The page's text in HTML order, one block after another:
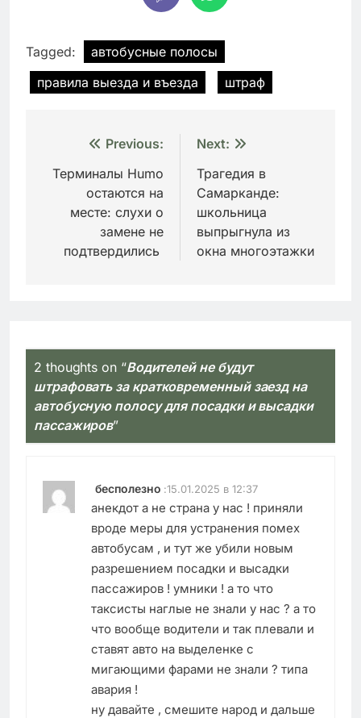
Tagged:
автобусные полосы
правила выезда и въезда
штраф
Навигация
по
записям
Previous:
Терминалы Humo
остаются на
месте: слухи о
замене не
подтвердились
Next:
Трагедия в
Самарканде:
школьница
выпрыгнула из
окна многоэтажки
2 thoughts on “Водителей не будут
штрафовать за кратковременный заезд на
автобусную полосу для посадки и высадки
пассажиров”
бесполезно :15.01.2025 в 12:37
анекдот а не страна у нас ! приняли
вроде меры для устранения помех
автобусам , и тут же убили новым
разрешением посадки и высадки
пассажиров ! умники ! а то что
таксисты наглые не знали у нас ? а то
что вообще водители и так плевали и
ставят авто на выделенке с
мигающими фарами не знали ? типа
авария !
ну давайте , смешите народ и дальше